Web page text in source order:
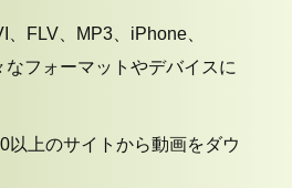
FLV、MP3、iPhone、
フォーマットやデバイスに
以上のサイトから動画をダウ